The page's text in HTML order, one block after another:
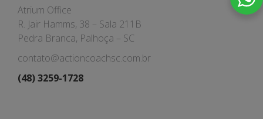
Atrium Office
R. Jair Hamms, 38 – Sala 211B
Pedra Branca, Palhoça – SC
contato@actioncoachsc.com.br
(48) 3259-1728